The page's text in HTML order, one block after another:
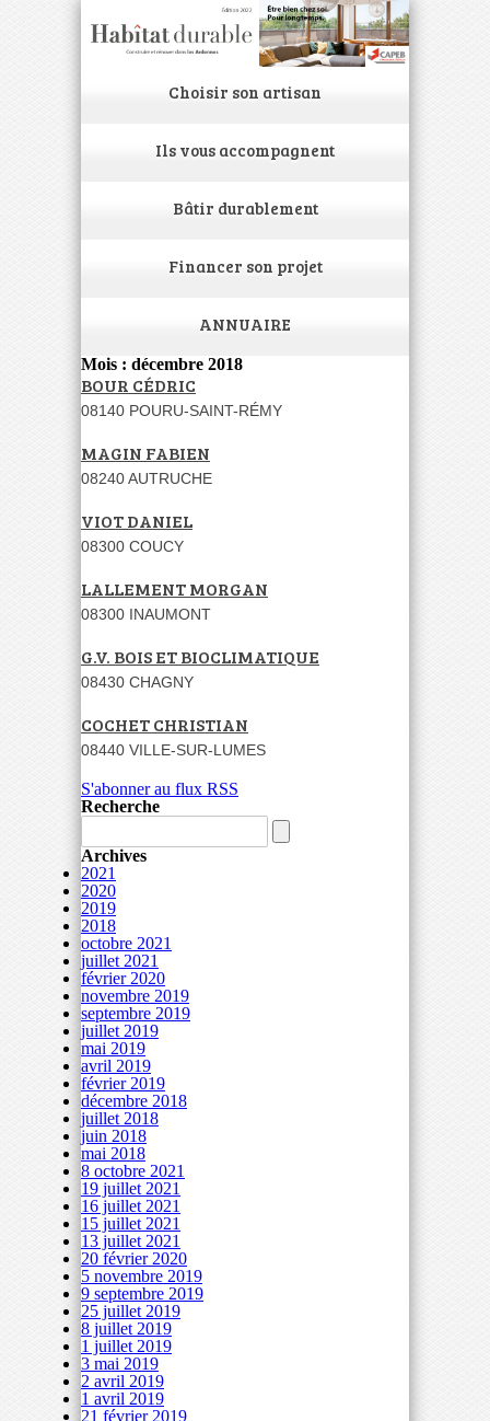
Choisir son artisan
Ils vous accompagnent
Bâtir durablement
Financer son projet
ANNUAIRE
Mois : décembre 2018
BOUR CÉDRIC
08140 POURU-SAINT-RÉMY
MAGIN FABIEN
08240 AUTRUCHE
VIOT DANIEL
08300 COUCY
LALLEMENT MORGAN
08300 INAUMONT
G.V. BOIS ET BIOCLIMATIQUE
08430 CHAGNY
COCHET CHRISTIAN
08440 VILLE-SUR-LUMES
S'abonner au flux RSS
Recherche
Archives
2021
2020
2019
2018
octobre 2021
juillet 2021
février 2020
novembre 2019
septembre 2019
juillet 2019
mai 2019
avril 2019
février 2019
décembre 2018
juillet 2018
juin 2018
mai 2018
8 octobre 2021
19 juillet 2021
16 juillet 2021
15 juillet 2021
13 juillet 2021
20 février 2020
5 novembre 2019
9 septembre 2019
25 juillet 2019
8 juillet 2019
1 juillet 2019
3 mai 2019
2 avril 2019
1 avril 2019
21 février 2019